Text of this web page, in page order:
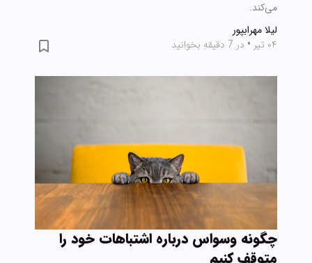
می‌کند.
لیلا مهرابپور
۰۴ تیر
• در 7 دقیقه بخوانید
چگونه وسواس درباره اشتباهات خود را
متوقف کنیم